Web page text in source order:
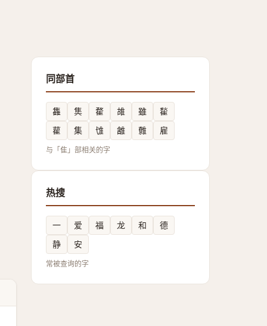
同部首
雥 䧶 䨁 䧸 雖
䨂
雚
集 隿 䨄 䨅 雇
与「隹」部相关的字
热搜
一 爱 福 龙 和
德
静
安
常被查询的字